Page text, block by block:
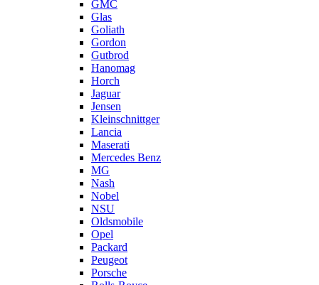
GMC
Glas
Goliath
Gordon
Gutbrod
Hanomag
Horch
Jaguar
Jensen
Kleinschnittger
Lancia
Maserati
Mercedes Benz
MG
Nash
Nobel
NSU
Oldsmobile
Opel
Packard
Peugeot
Porsche